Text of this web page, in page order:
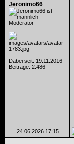
Jeronimo66
Moderator
Dabei seit: 19.11.2016
Beiträge: 2.486
24.06.2026 17:15